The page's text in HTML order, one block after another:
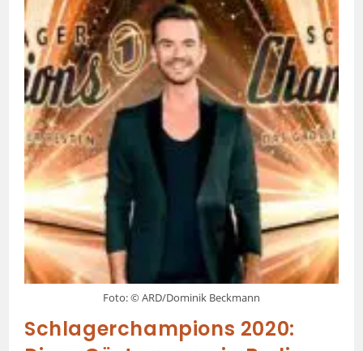
Foto: © ARD/Dominik Beckmann
Schlagerchampions 2020: